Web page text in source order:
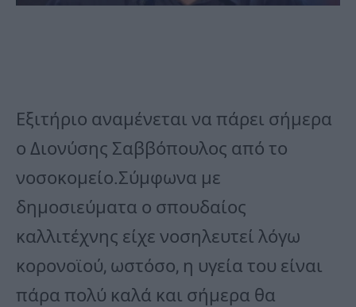
Εξιτήριο αναμένεται να πάρει σήμερα
ο Διονύσης Σαββόπουλος από το
νοσοκομείο.Σύμφωνα με
δημοσιεύματα ο σπουδαίος
καλλιτέχνης είχε νοσηλευτεί λόγω
κορονοϊού, ωστόσο, η υγεία του είναι
πάρα πολύ καλά και σήμερα θα